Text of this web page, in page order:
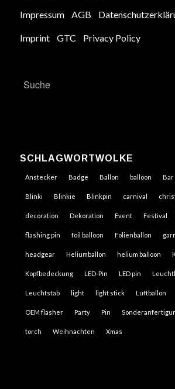
Impressum AGB
Imprint GTC Privacy Policy
SCHLAGWORTWOLKE
Anstecker Badge Ballon balloon Bar
Blinki Blinkie Blinkpin carnival
decoration Dekoration Event Festival
flashing pin foil balloon Folienballon
headgear Heliumballon helium balloon
Kopfbedeckung LED-Pin LED pin
Leuchtstab light light stick Luftballon
OEM flasher Party Pin
torch Weihnachten Xmas